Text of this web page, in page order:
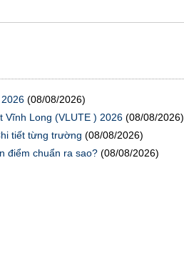
(08/08/2026)
Vĩnh Long (VLUTE ) 2026 (08/08/2026)
tiết từng trường (08/08/2026)
điểm chuẩn ra sao? (08/08/2026)